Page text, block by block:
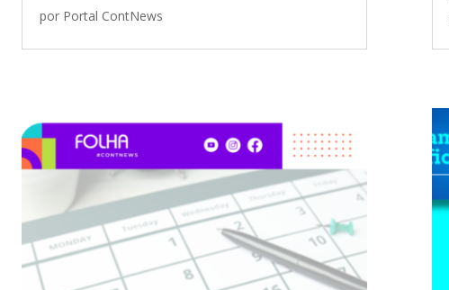
por Portal ContNews